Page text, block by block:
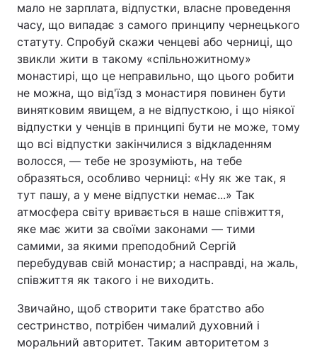
мало не зарплата, відпустки, власне проведення
часу, що випадає з самого принципу чернецького
статуту. Спробуй скажи ченцеві або черниці, що
звикли жити в такому «спільножитному»
монастирі, що це неправильно, що цього робити
не можна, що від'їзд з монастиря повинен бути
винятковим явищем, а не відпусткою, і що ніякої
відпустки у ченців в принципі бути не може, тому
що всі відпустки закінчилися з відкладенням
волосся, — тебе не зрозуміють, на тебе
образяться, особливо черниці: «Ну як же так, я
тут пашу, а у мене відпустки немає...» Так
атмосфера світу вривається в наше співжиття,
яке має жити за своїми законами — тими
самими, за якими преподобний Сергій
перебудував свій монастир; а насправді, на жаль,
співжиття як такого і не виходить.
Звичайно, щоб створити таке братство або
сестринство, потрібен чималий духовний і
моральний авторитет. Таким авторитетом з